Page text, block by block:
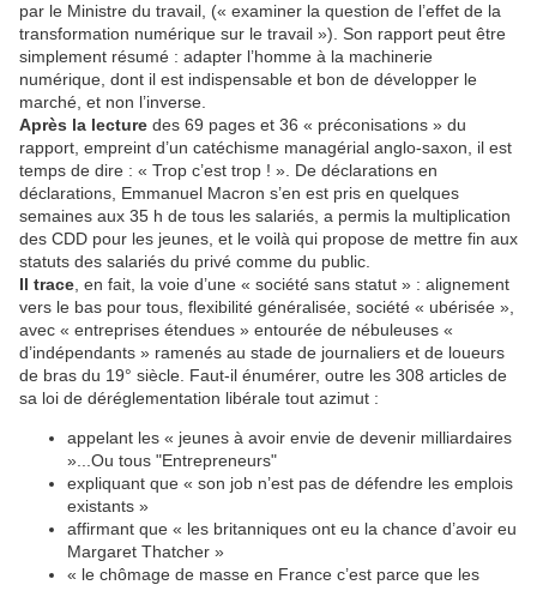
par le Ministre du travail, (« examiner la question de l’effet de la
transformation numérique sur le travail »). Son rapport peut être
simplement résumé : adapter l’homme à la machinerie
numérique, dont il est indispensable et bon de développer le
marché, et non l’inverse.
Après la lecture des 69 pages et 36 « préconisations » du
rapport, empreint d’un catéchisme managérial anglo-saxon, il est
temps de dire : « Trop c’est trop ! ». De déclarations en
déclarations, Emmanuel Macron s’en est pris en quelques
semaines aux 35 h de tous les salariés, a permis la multiplication
des CDD pour les jeunes, et le voilà qui propose de mettre fin aux
statuts des salariés du privé comme du public.
Il trace , en fait, la voie d’une « société sans statut » : alignement
vers le bas pour tous, flexibilité généralisée, société « ubérisée »,
avec « entreprises étendues » entourée de nébuleuses «
d’indépendants » ramenés au stade de journaliers et de loueurs
de bras du 19° siècle. Faut-il énumérer, outre les 308 articles de
sa loi de déréglementation libérale tout azimut :
appelant les « jeunes à avoir envie de devenir milliardaires
»...Ou tous "Entrepreneurs"
expliquant que « son job n’est pas de défendre les emplois
existants »
affirmant que « les britanniques ont eu la chance d’avoir eu
Margaret Thatcher »
« le chômage de masse en France c’est parce que les